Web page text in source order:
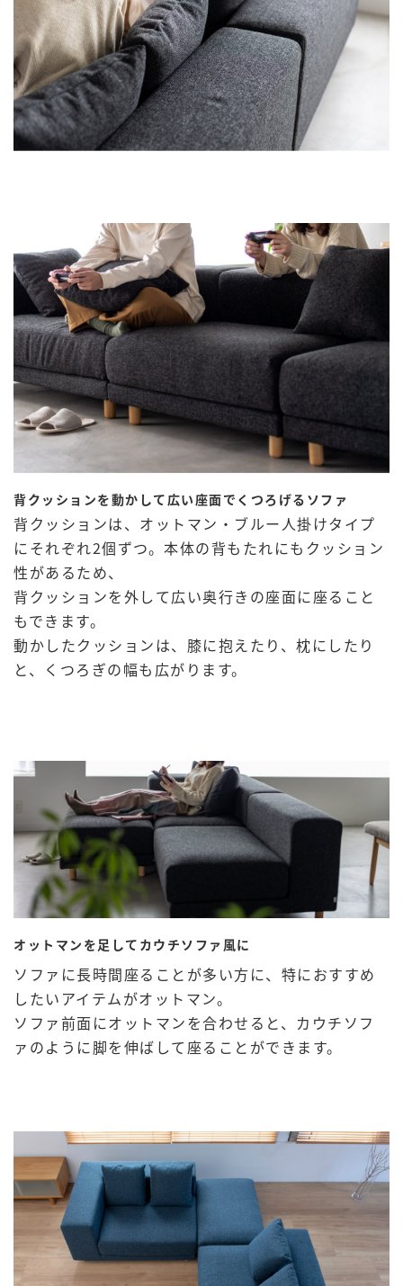
背クッションを動かして広い座面でくつろげるソファ
背クッションは、オットマン・ブルー人掛けタイプ
にそれぞれ2個ずつ。本体の背もたれにもクッション
性があるため、
背クッションを外して広い奥行きの座面に座ること
もできます。
動かしたクッションは、膝に抱えたり、枕にしたり
と、くつろぎの幅も広がります。
オットマンを足してカウチソファ風に
ソファに長時間座ることが多い方に、特におすすめ
したいアイテムがオットマン。
ソファ前面にオットマンを合わせると、カウチソフ
ァのように脚を伸ばして座ることができます。